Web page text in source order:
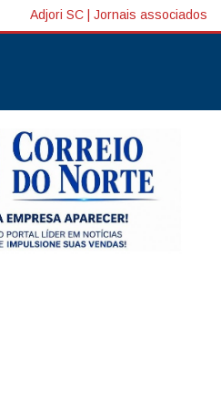
Adjori SC Jornais associados